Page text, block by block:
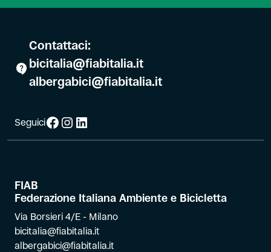
Contattaci:
bicitalia@fiabitalia.it
albergabici@fiabitalia.it
SeguiciFacebook
Instagram
LinkedIn
FIAB
Federazione Italiana Ambiente e Bicicletta
Via Borsieri 4/E - Milano
bicitalia@fiabitalia.it
albergabici@fiabitalia.it